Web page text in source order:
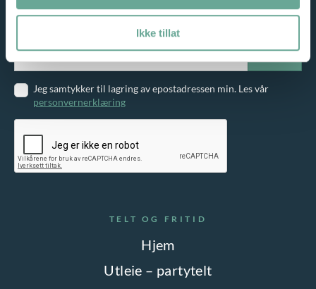
Ikke tillat
TELT OG FRITID
Hjem
Utleie – partytelt
Meld deg på vårt nyhetsbrev og motta gode tilbud på e-post!
Jeg samtykker til lagring av epostadressen min. Les vår
personvernerklæring